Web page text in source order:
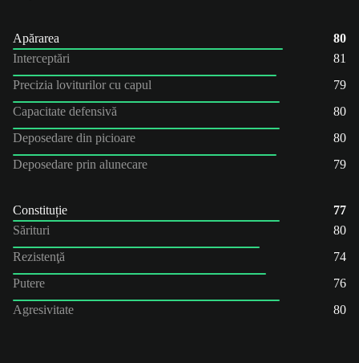
Apărarea
80
Interceptări
81
Precizia loviturilor cu capul
79
Capacitate defensivă
80
Deposedare din picioare
80
Deposedare prin alunecare
79
Constituție
77
Sărituri
80
Rezistenţă
74
Putere
76
Agresivitate
80